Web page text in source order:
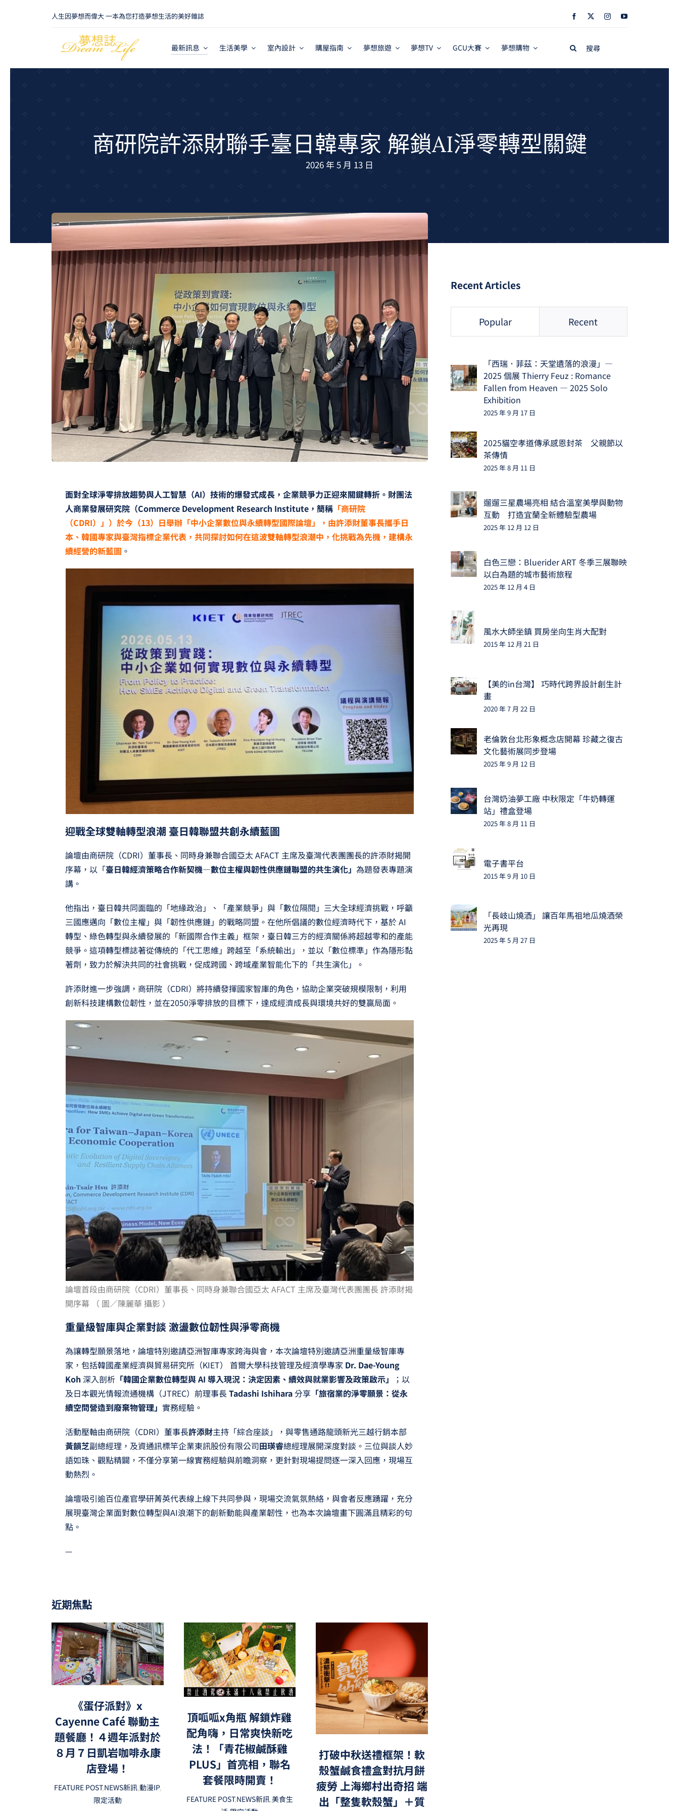
人生因夢想而偉大 一本為您打造夢想生活的美好雜誌
最新訊息 生活美學 室內設計 購屋指南 夢想旅遊 夢想TV GCU大賽 夢想購物
Search
商研院許添財聯手臺日韓專家 解鎖AI淨零轉型關鍵
2026 年 5 月 13 日
面對全球淨零排放趨勢與人工智慧（AI）技術的爆發式成長，企業競爭力正迎來關鍵轉折。財團法
人商業發展研究院（Commerce Development Research Institute，簡稱「商研院
（CDRI）」）於今（13）日舉辦「中小企業數位與永續轉型國際論壇」，由許添財董事長攜手日
本、韓國專家與臺灣指標企業代表，共同探討如何在這波雙軸轉型浪潮中，化挑戰為先機，建構永
續經營的新藍圖 。
迎戰全球雙軸轉型浪潮 臺日韓聯盟共創永續藍圖
論壇由商研院（CDRI）董事長、同時身兼聯合國亞太 AFACT 主席及臺灣代表團團長的許添財揭開
序幕，以「臺日韓經濟策略合作新契機—數位主權與韌性供應鏈聯盟的共生演化」 為題發表專題演
講。
他指出，臺日韓共同面臨的「地緣政治」、「產業競爭」與「數位隔閱」三大全球經濟挑戰，呼籲
三國應邁向「數位主權」與「韌性供應鏈」的戰略同盟。在他所倡議的數位經濟時代下，基於 AI
轉型、綠色轉型與永續發展的「新國際合作主義」框架，臺日韓三方的經濟關係將超越零和的產能
競爭。這項轉型標誌著從傳統的「代工思維」跨越至「系統輸出」，並以「數位標準」作為隱形黏
著劑，致力於解決共同的社會挑戰，促成跨國、跨域產業智能化下的「共生演化」。
許添財進一步強調，商研院（CDRI）將持續發揮國家智庫的角色，協助企業突破規模限制，利用
創新科技建構數位韌性，並在2050淨零排放的目標下，達成經濟成長與環境共好的雙贏局面。
論壇首段由商研院（CDRI）董事長、同時身兼聯合國亞太 AFACT 主席及臺灣代表團團長 許添財揭
開序幕 （ 圖／陳麗華 攝影 ）
重量級智庫與企業對談 激盪數位韌性與淨零商機
為讓轉型願景落地，論壇特別邀請亞洲智庫專家跨海與會，本次論壇特別邀請亞洲重量級智庫專
家，包括韓國產業經濟與貿易研究所（KIET） 首爾大學科技管理及經濟學專家 Dr. Dae-Young
Koh 深入剖析「韓國企業數位轉型與 AI 導入現況：決定因素、續效與就業影響及政策啟示」
；以
及日本觀光情報流通機構（JTREC）前理事長Tadashi Ishihara分享「旅宿業的淨零願景：從永
續空問營造到廢棄物管理」 實務經驗。
活動壓軸由商研院（CDRI）董事長許添財主持「綜合座談」，與零售通路龍頭新光三越行銷本部
黃韻芝副總經理，及資通訊標竿企業東訊股份有限公司田瑛睿總經理展開深度對談。三位與談人妙
語如珠、觀點精闢，不僅分享第一線實務經驗與前瞻洞察，更針對現場提問逐一深入回應，現場互
動熱烈。
論壇吸引逾百位產官學研菁英代表線上線下共同參與，現場交流氣氛熱絡，與會者反應踴躍，充分
展現臺灣企業面對數位轉型與AI浪潮下的創新動能與產業韌性，也為本次論壇畫下圓滿且精彩的句
點。
—
近期焦點
《蛋仔派對》x
Cayenne Café 聯動主
題餐廳！４週年派對於
８月７日凱岩咖啡永康
店登場！
FEATURE POST,NEWS新訊,動漫IP,
限定活動
頂呱呱x角瓶 解鎖炸雞
配角嗨，日常爽快新吃
法！「青花椒鹹酥雞
PLUS」首亮相，聯名
套餐限時開賣！
FEATURE POST,NEWS新訊,美食生
打破中秋送禮框架！軟
殼蟹鹹食禮盒對抗月餅
疲勞 上海鄉村出奇招 端
出「整隻軟殼蟹」＋質
Recent Articles
Popular Recent
「西瑞．菲茲：天堂遺落的浪漫」—
2025 個展 Thierry Feuz : Romance
Fallen from Heaven — 2025 Solo
Exhibition
2025 年 9 月 17 日
2025貓空孝道傳承感恩封茶 父親節以
茶傳情
2025 年 8 月 11 日
遛遛三星農場亮相 結合溫室美學與動物
互動 打造宜蘭全新體驗型農場
2025 年 12 月 12 日
白色三戀：Bluerider ART 冬季三展聯映
以白為題的城市藝術旅程
2025 年 12 月 4 日
風水大師坐鎮 買房坐向生肖大配對
2015 年 12 月 21 日
【美的in台灣】 巧時代跨界設計創生計
畫
2020 年 7 月 22 日
老倫敦台北形象概念店開幕 珍藏之復古
文化藝術展同步登場
2025 年 9 月 12 日
台灣奶油夢工廠 中秋限定「牛奶轉運
站」禮盒登場
2025 年 8 月 11 日
電子書平台
2015 年 9 月 10 日
「長岐山燒酒」 讓百年馬祖地瓜燒酒榮
光再現
2025 年 5 月 27 日